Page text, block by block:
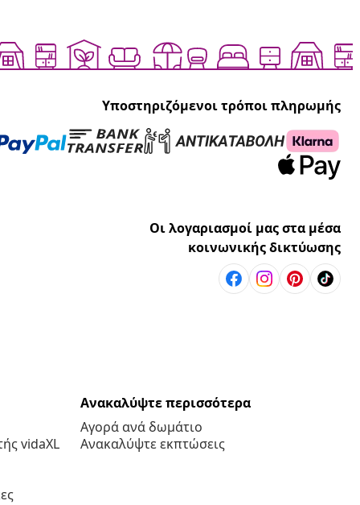
Υποστηριζόμενοι τρόποι πληρωμής
Οι λογαριασμοί μας στα μέσα
κοινωνικής δικτύωσης
vidaXL
Ανακαλύψτε περισσότερα
Αγορά ανά δωμάτιο
Ανακαλύψτε εκπτώσεις